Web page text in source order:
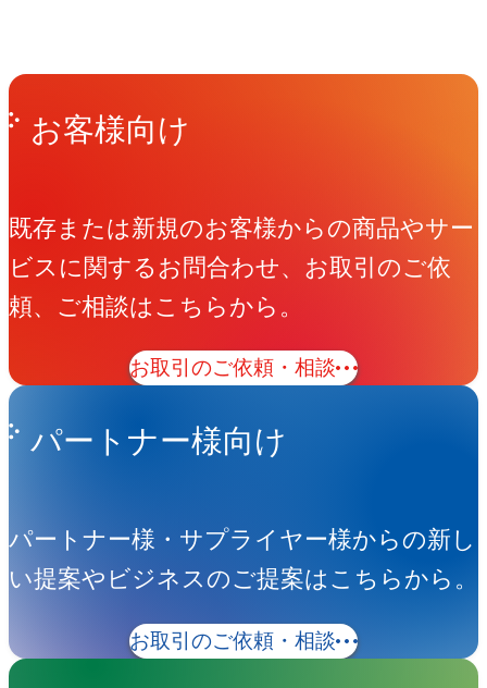
Get in Touchお問い合わせ
お客様向け
既存または新規のお客様からの商品やサー
ビスに関するお問合わせ、お取引のご依
頼、ご相談はこちらから。
お取引のご依頼・相談
パートナー様向け
パートナー様・サプライヤー様からの新し
い提案やビジネスのご提案はこちらから。
お取引のご依頼・相談